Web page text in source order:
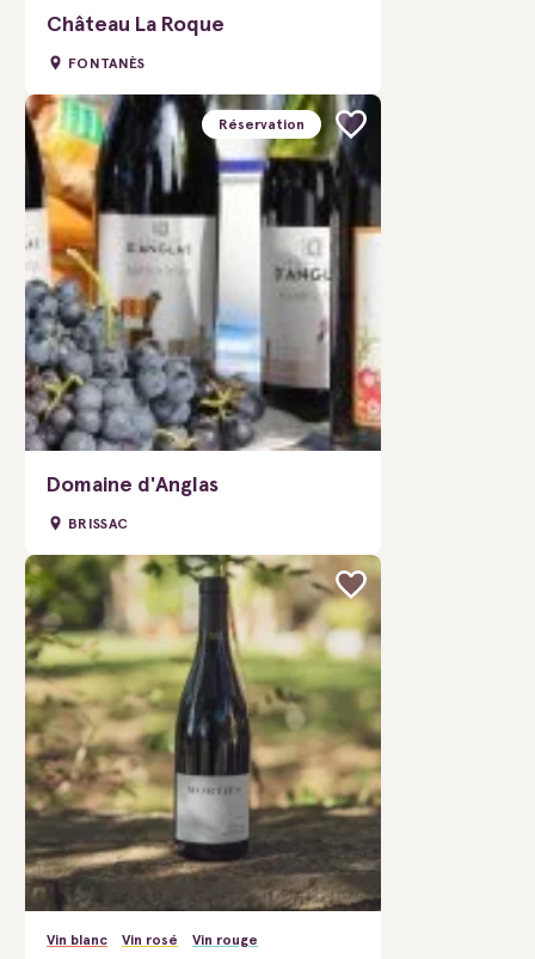
Château La Roque
FONTANÈS
Domaine d'Anglas
BRISSAC
Réservation
Vin blanc Vin rosé Vin rouge